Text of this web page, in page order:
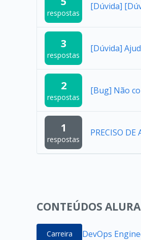
respostas
[Dúvida]
3
respostas
[Dúvida]
2
respostas
[Bug] Não
1
respostas
PRECISO DE
CONTEÚDOS
Carreira DevOps